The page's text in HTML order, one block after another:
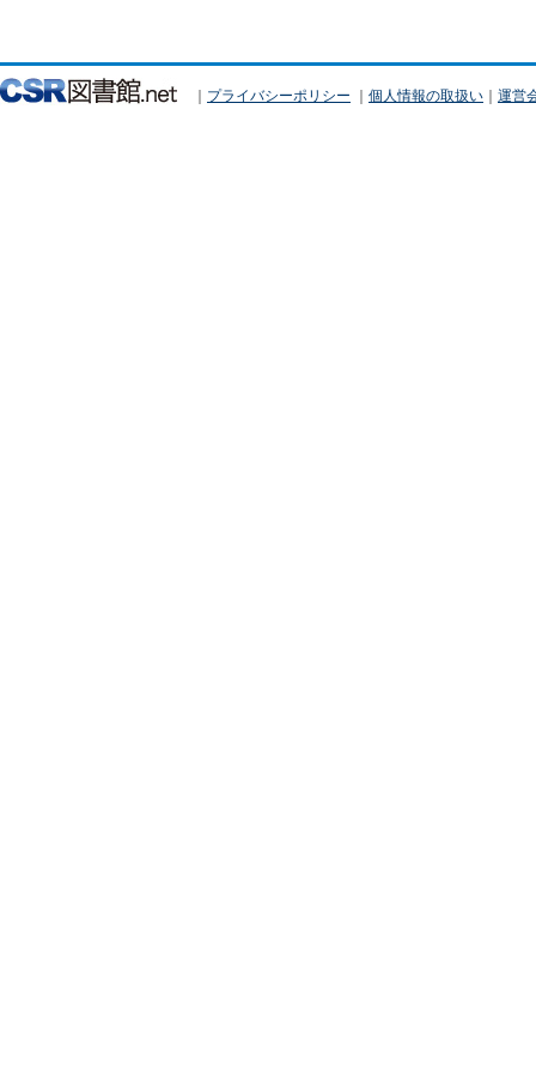
｜ プライバシーポリシー ｜ 個人情報の取扱い ｜ 運営